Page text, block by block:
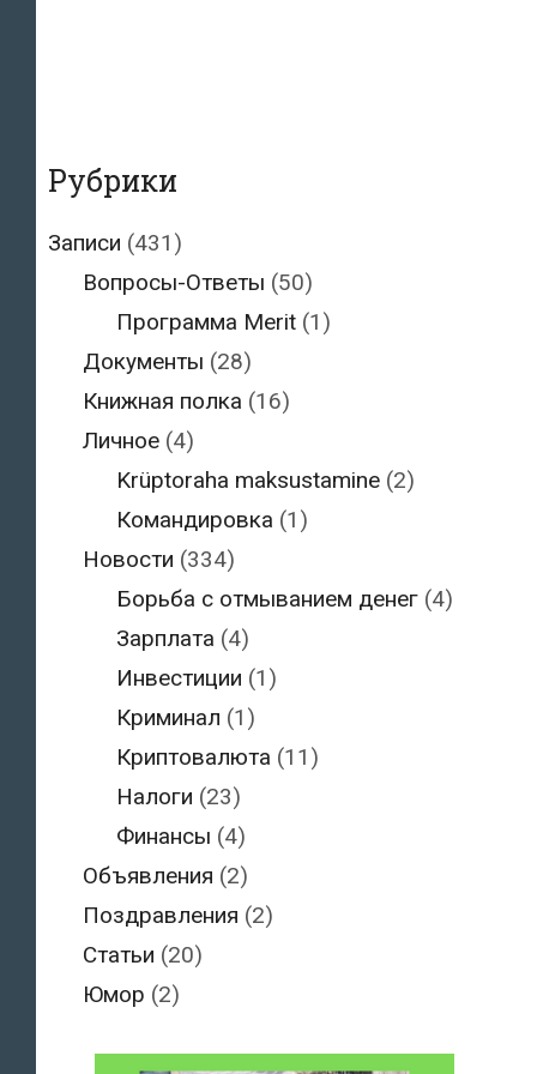
Рубрики
Записи (431)
Вопросы-Ответы (50)
Программа Merit (1)
Документы (28)
Книжная полка (16)
Личное(4)
Krüptoraha maksustamine (2)
Командировка (1)
Новости (334)
Борьба с отмыванием денег (4)
Зарплата (4)
Инвестиции (1)
Криминал (1)
Криптовалюта (11)
Налоги (23)
Финансы (4)
Объявления (2)
Поздравления (2)
Статьи (20)
Юмор (2)